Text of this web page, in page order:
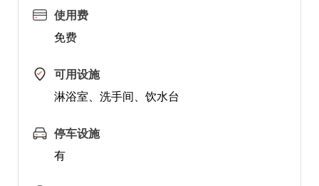
使用费
免费
可用设施
淋浴室、洗手间、饮水台
停车设施
有